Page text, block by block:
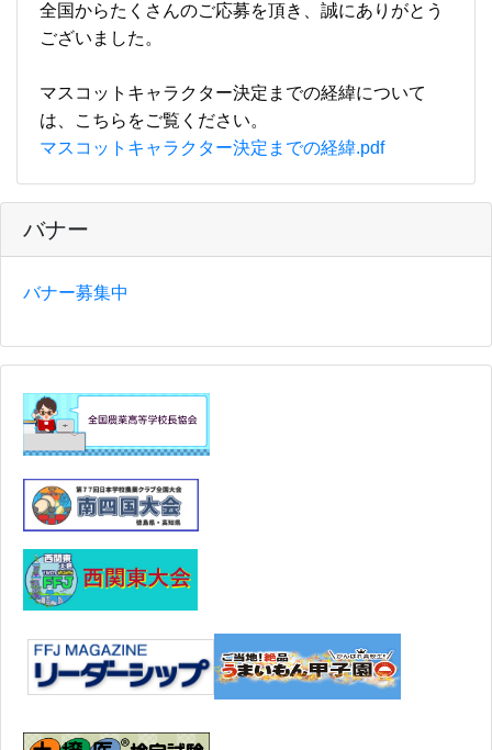
バナー
バナー募集中
全国からたくさんのご応募を頂き、誠にありがとう
ございました。
マスコットキャラクター決定までの経緯について
は、こちらをご覧ください。
マスコットキャラクター決定までの経緯.pdf